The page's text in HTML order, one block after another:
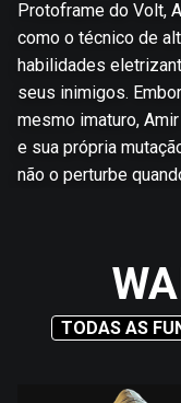
Protoframe do Volt,
como o técnico de
habilidades
seus inimigos.
mesmo imaturo,
e sua própria
não o perturbe